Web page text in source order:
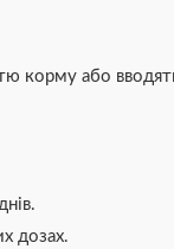
корму або
дозах.